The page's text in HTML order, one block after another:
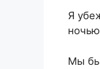
Я
Мы